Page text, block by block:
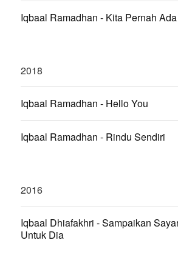
Iqbaal Ramadhan - Kita Pernah Ada
2018
Iqbaal Ramadhan - Hello You
Iqbaal Ramadhan - Rindu Sendiri
2016
Iqbaal Dhiafakhri - Sampaikan
Untuk Dia